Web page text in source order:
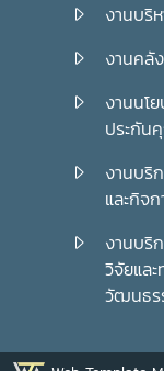
งานบริ
งานคลั
งานนโ
ประกัน
งานบริ
และกิจ
งานบริ
วิจัยแล
วัฒนธร